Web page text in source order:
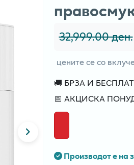
32,999.00 ден.
цените се со
🚚 БРЗА И
📅 АКЦИСКА
Производот е на